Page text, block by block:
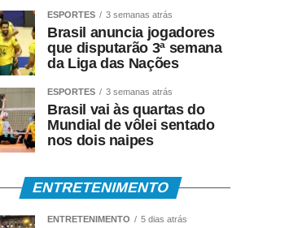
ESPORTES 3 semanas atrás
Brasil anuncia jogadores
que disputarão 3ª semana
da Liga das Nações
ESPORTES 3 semanas atrás
Brasil vai às quartas do
Mundial de vôlei sentado
nos dois naipes
ENTRETENIMENTO
ENTRETENIMENTO 5 dias atrás